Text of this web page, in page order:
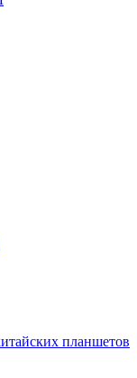
планшетов